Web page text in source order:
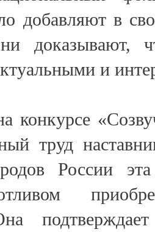
добавляют в
доказывают,
и
конкурсе
труд
России